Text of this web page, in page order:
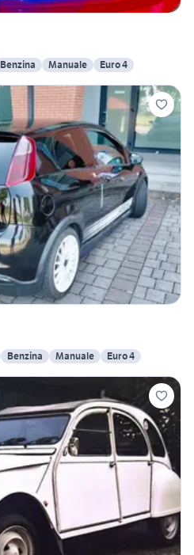
Benzina Manuale Euro 4
Benzina Manuale Euro 4